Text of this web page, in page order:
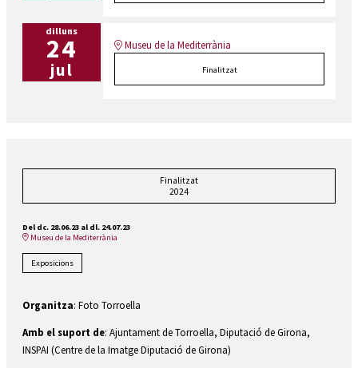
dilluns
24
jul
Museu de la Mediterrània
Finalitzat
Finalitzat
2024
Del dc. 28.06.23 al dl. 24.07.23
Museu de la Mediterrània
Exposicions
Organitza: Foto Torroella
Amb el suport de: Ajuntament de Torroella, Diputació de Girona,
INSPAI (Centre de la Imatge Diputació de Girona)